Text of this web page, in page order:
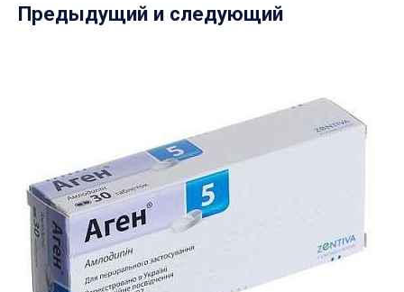
Предыдущий и следующий